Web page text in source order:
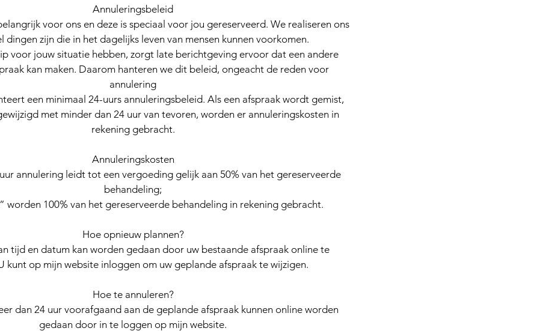
Annuleringsbeleid
voor ons en deze is speciaal voor jou gereserveerd. We realiseren ons
dingen zijn die in het dagelijks leven van mensen kunnen voorkomen.
voor jouw situatie hebben, zorgt late berichtgeving ervoor dat een andere
kan maken. Daarom hanteren we dit beleid, ongeacht de reden voor
annulering
een minimaal 24-uurs annuleringsbeleid. Als een afspraak wordt gemist,
met minder dan 24 uur van tevoren, worden er annuleringskosten in
rekening gebracht.
Annuleringskosten
annulering leidt tot een vergoeding gelijk aan 50% van het gereserveerde
behandeling;
worden 100% van het gereserveerde behandeling in rekening gebracht.
Hoe opnieuw plannen?
tijd en datum kan worden gedaan door uw bestaande afspraak online te
kunt op mijn website inloggen om uw geplande afspraak te wijzigen.
Hoe te annuleren?
dan 24 uur voorafgaand aan de geplande afspraak kunnen online worden
gedaan door in te loggen op mijn website.